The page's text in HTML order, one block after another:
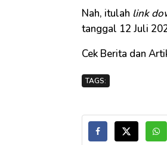
Nah, itulah link
tanggal 12 Juli
Cek Berita dan
TAGS: